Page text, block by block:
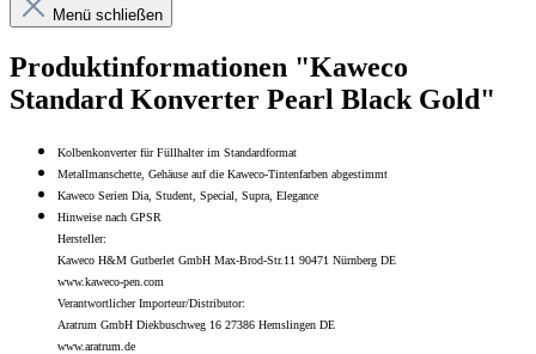
Menü schließen
Produktinformationen "Kaweco
Standard Konverter Pearl Black Gold"
Kolbenkonverter für Füllhalter im Standardformat
Metallmanschette, Gehäuse auf die Kaweco-Tintenfarben abgestimmt
Kaweco Serien Dia, Student, Special, Supra, Elegance
Hinweise nach GPSR
Hersteller:
Kaweco H&M Gutberlet GmbH Max-Brod-Str.11 90471 Nürnberg DE
www.kaweco-pen.com
Verantwortlicher Importeur/Distributor:
Aratrum GmbH Diekbuschweg 16 27386 Hemslingen DE
www.aratrum.de